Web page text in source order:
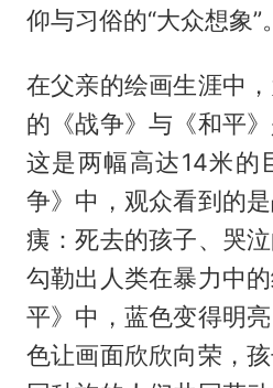
仰与习俗的“大众想象”。
在父亲的绘画生涯中
的《战争》与《和平》
这是两幅高达14米的
争》中，观众看到的
痍：死去的孩子、哭
勾勒出人类在暴力中
平》中，蓝色变得明
色让画面欣欣向荣，